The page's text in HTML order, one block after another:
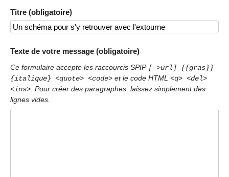
Titre (obligatoire)
Texte de votre message (obligatoire)
Ce formulaire accepte les raccourcis SPIP [->url] {{gras}}
{italique} <quote> <code> et le code HTML <q> <del>
<ins>. Pour créer des paragraphes, laissez simplement des
lignes vides.